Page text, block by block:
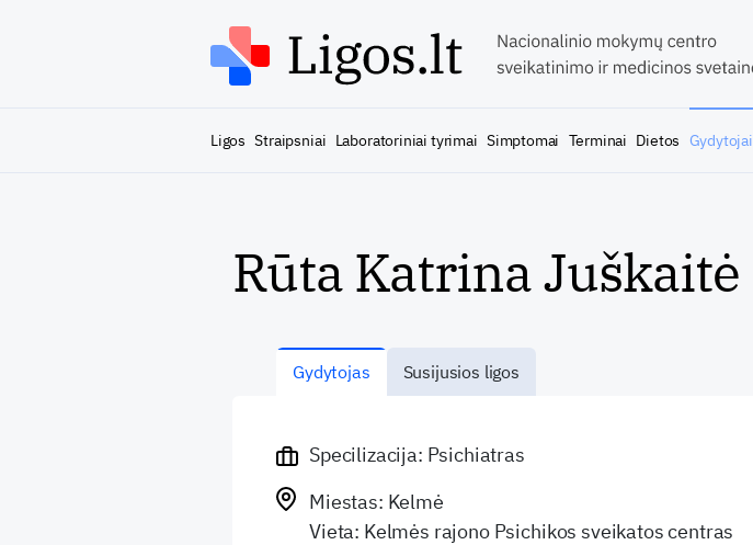
Ligos Straipsniai Laboratoriniai tyrimai Simptomai Terminai Dietos Gydytojai
Rūta Katrina Juškaitė
Gydytojas Susijusios ligos
Specilizacija: Psichiatras
Miestas: Kelmė
Vieta: Kelmės rajono Psichikos sveikatos centras